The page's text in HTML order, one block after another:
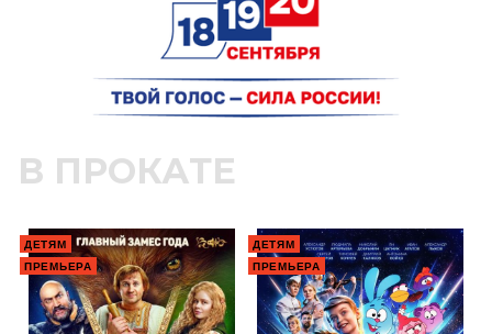
В ПРОКАТЕ
ДЕТЯМ
ПРЕМЬЕРА
ДЕТЯМ
ПРЕМЬЕРА